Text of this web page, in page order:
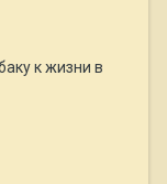
к жизни в